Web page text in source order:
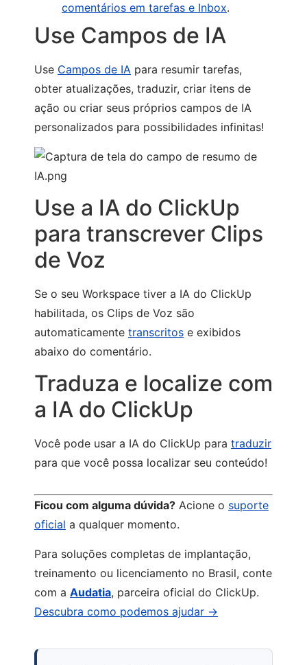
comentários em tarefas e Inbox.
Use Campos de IA
Use Campos de IA para resumir tarefas,
obter atualizações, traduzir, criar itens de
ação ou criar seus próprios campos de IA
personalizados para possibilidades infinitas!
Use a IA do ClickUp
para transcrever Clips
de Voz
Se o seu Workspace tiver a IA do ClickUp
habilitada, os Clips de Voz são
automaticamente transcritos e exibidos
abaixo do comentário.
Traduza e localize com
a IA do ClickUp
Você pode usar a IA do ClickUp para traduzir
para que você possa localizar seu conteúdo!
Ficou com alguma dúvida? Acione o suporte
oficial a qualquer momento.
Para soluções completas de implantação,
treinamento ou licenciamento no Brasil, conte
com a Audatia, parceira oficial do ClickUp.
Descubra como podemos ajudar →